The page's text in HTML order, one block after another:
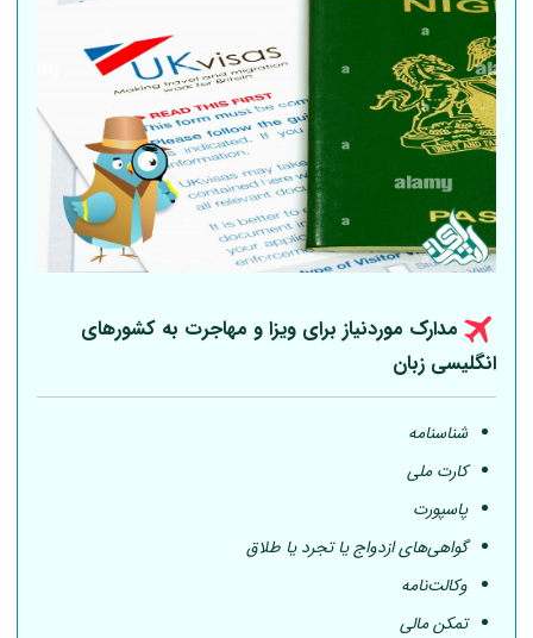
مدارک موردنیاز برای ویزا و مهاجرت به کشورهای
انگلیسی زبان
شناسنامه
کارت ملی
پاسپورت
گواهی‌های ازدواج یا تجرد یا طلاق
وکالت‌نامه
تمکن مالی